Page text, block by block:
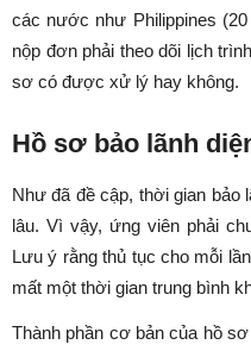
các nước như Philippines
nộp đơn phải theo dõi lịch
sơ có được xử lý hay không.
Hồ sơ bảo lãnh
Như đã đề cập, thời gian bảo
lâu. Vì vậy, ứng viên phải
Lưu ý rằng thủ tục cho mỗi
mất một thời gian trung bình
Thành phần cơ bản của hồ